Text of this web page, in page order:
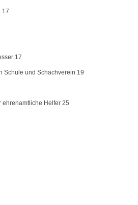
17
17
Schule und Schachverein 19
ehrenamtliche Helfer 25